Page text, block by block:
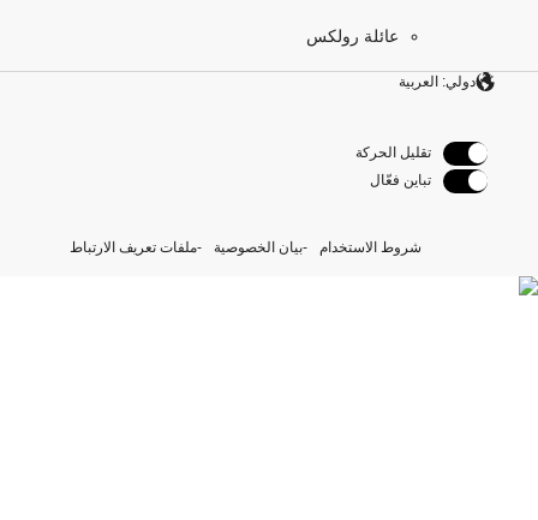
عائلة رولكس
دولي: العربية
تقليل الحركة
تباين فعّال
شروط الاستخدام بيان الخصوصية ملفات تعريف الارتباط